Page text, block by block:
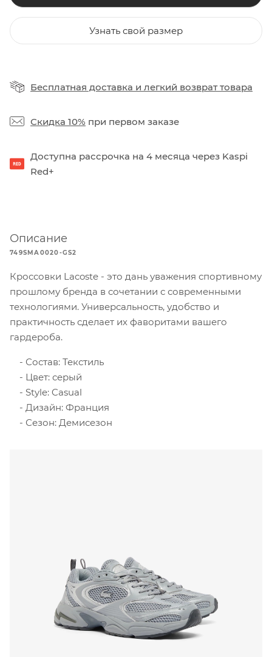
Узнать свой размер
Бесплатная доставка и легкий возврат товара
Скидка 10% при первом заказе
Доступна рассрочка на 4 месяца через Kaspi
Red+
Описание
749SMA0020-GS2
Кроссовки Lacoste - это дань уважения спортивному
прошлому бренда в сочетании с современными
технологиями. Универсальность, удобство и
практичность сделает их фаворитами вашего
гардероба.
Состав: Текстиль
Цвет: серый
Style: Casual
Дизайн: Франция
Сезон: Демисезон